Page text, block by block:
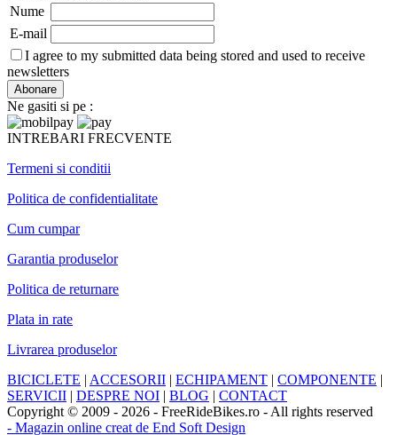
Nume
E-mail
I agree to my submitted data being stored and used to receive
newsletters
Ne gasiti si pe :
INTREBARI FRECVENTE
Termeni si conditii
Politica de confidentialitate
Cum cumpar
Garantia produselor
Politica de returnare
Plata in rate
Livrarea produselor
BICICLETE | ACCESORII | ECHIPAMENT | COMPONENTE |
SERVICII | DESPRE NOI | BLOG | CONTACT
Copyright © 2009 - 2026 - FreeRideBikes.ro - All rights reserved
- Magazin online creat de End Soft Design